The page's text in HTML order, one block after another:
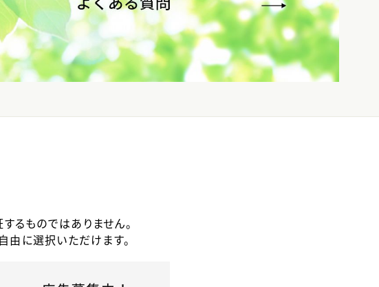
るものではありません。
に選択いただけます。